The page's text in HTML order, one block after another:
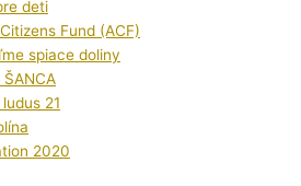
deti
Fund (ACF)
spiace doliny
21
2020